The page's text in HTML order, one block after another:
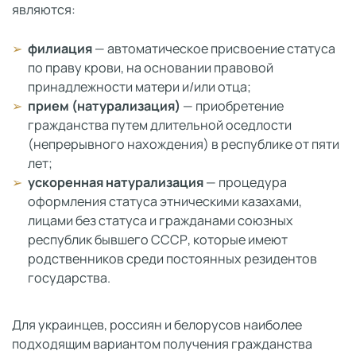
являются:
филиация— автоматическое присвоение статуса
по праву крови, на основании правовой
принадлежности матери и/или отца;
прием (натурализация) — приобретение
гражданства путем длительной оседлости
(непрерывного нахождения) в республике от пяти
лет;
ускоренная натурализация— процедура
оформления статуса этническими казахами,
лицами без статуса и гражданами союзных
республик бывшего СССР, которые имеют
родственников среди постоянных резидентов
государства.
Для украинцев, россиян и белорусов наиболее
подходящим вариантом получения гражданства